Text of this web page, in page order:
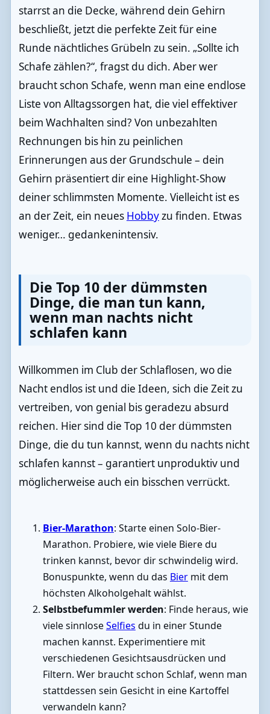
starrst an die Decke, während dein Gehirn
beschließt, jetzt die perfekte Zeit für eine
Runde nächtliches Grübeln zu sein. „Sollte ich
Schafe zählen?“, fragst du dich. Aber wer
braucht schon Schafe, wenn man eine endlose
Liste von Alltagssorgen hat, die viel effektiver
beim Wachhalten sind? Von unbezahlten
Rechnungen bis hin zu peinlichen
Erinnerungen aus der Grundschule – dein
Gehirn präsentiert dir eine Highlight-Show
deiner schlimmsten Momente. Vielleicht ist es
an der Zeit, ein neues Hobbyzu finden. Etwas
weniger… gedankenintensiv.
Die Top 10 der dümmsten
Dinge, die man tun kann,
wenn man nachts nicht
schlafen kann
Willkommen im Club der Schlaflosen, wo die
Nacht endlos ist und die Ideen, sich die Zeit zu
vertreiben, von genial bis geradezu absurd
reichen. Hier sind die Top 10 der dümmsten
Dinge, die du tun kannst, wenn du nachts nicht
schlafen kannst – garantiert unproduktiv und
möglicherweise auch ein bisschen verrückt.
Bier-Marathon: Starte einen Solo-Bier-
Marathon. Probiere, wie viele Biere du
trinken kannst, bevor dir schwindelig wird.
Bonuspunkte, wenn du das Biermit dem
höchsten Alkoholgehalt wählst.
Selbstbefummler werden: Finde heraus, wie
viele sinnloseSelfies du in einer Stunde
machen kannst. Experimentiere mit
verschiedenen Gesichtsausdrücken und
Filtern. Wer braucht schon Schlaf, wenn man
stattdessen sein Gesicht in eine Kartoffel
verwandeln kann?